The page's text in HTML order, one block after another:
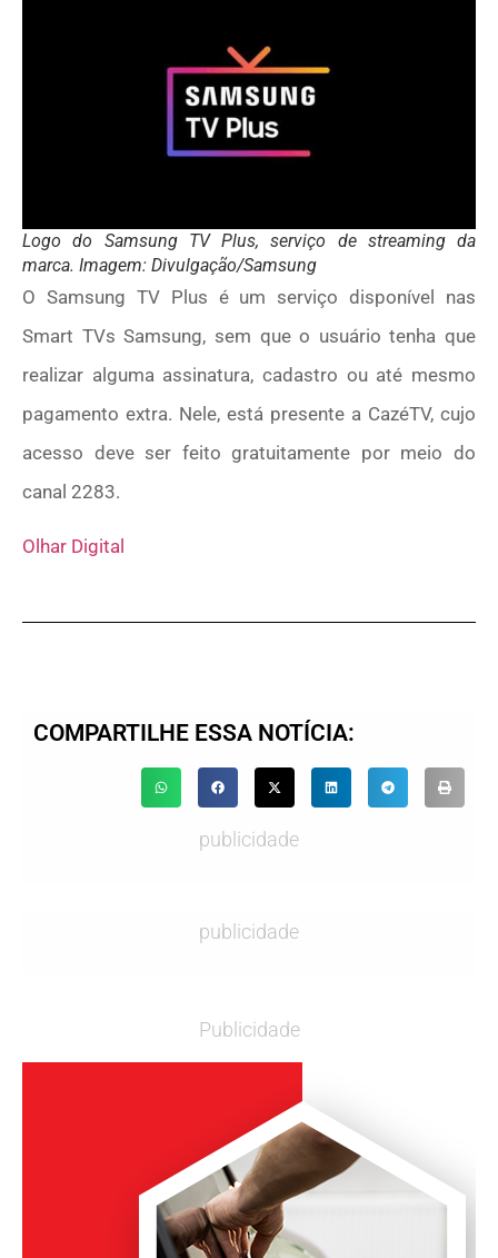
Logo do Samsung TV Plus, serviço de streaming da
marca. Imagem: Divulgação/Samsung
O Samsung TV Plus é um serviço disponível nas
Smart TVs Samsung, sem que o usuário tenha que
realizar alguma assinatura, cadastro ou até mesmo
pagamento extra. Nele, está presente a CazéTV, cujo
acesso deve ser feito gratuitamente por meio do
canal 2283.
Olhar Digital
COMPARTILHE ESSA NOTÍCIA:
publicidade
publicidade
Publicidade